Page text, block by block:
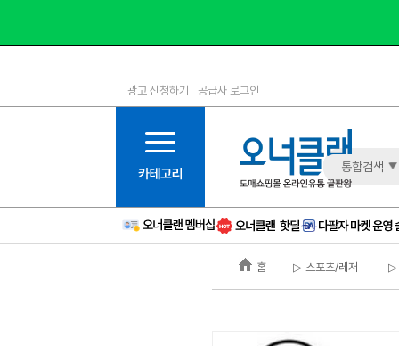
1등급
6등급
11등급
12등급
15등급
16등급
광고 신청하기 공급사 로그인
통합검색
홈 ▷ 스포츠/레저 ▷